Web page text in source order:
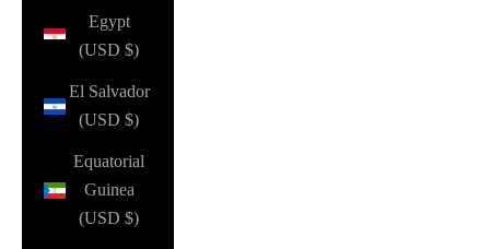
Egypt
(USD $)
El Salvador
(USD $)
Equatorial
Guinea
(USD $)